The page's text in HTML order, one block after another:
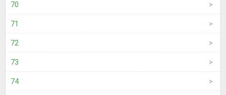
70
71
72
73
74